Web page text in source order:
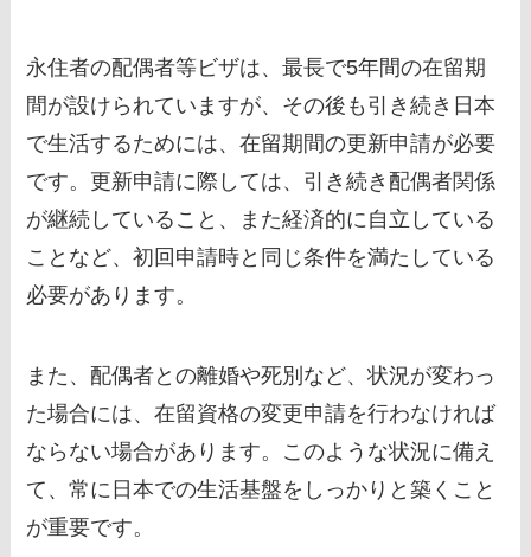
永住者の配偶者等ビザは、最長で5年間の在留期
間が設けられていますが、その後も引き続き日本
で生活するためには、在留期間の更新申請が必要
です。更新申請に際しては、引き続き配偶者関係
が継続していること、また経済的に自立している
ことなど、初回申請時と同じ条件を満たしている
必要があります。
また、配偶者との離婚や死別など、状況が変わっ
た場合には、在留資格の変更申請を行わなければ
ならない場合があります。このような状況に備え
て、常に日本での生活基盤をしっかりと築くこと
が重要です。